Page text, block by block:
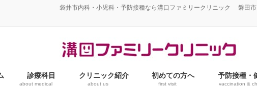
ス
ン
袋井市内科・小児科・予防接種なら溝口ファミリークリニック 磐田
診療科目
about medical
クリニック紹介
about us
初めての方へ
first visit
予防接種・
vaccination &